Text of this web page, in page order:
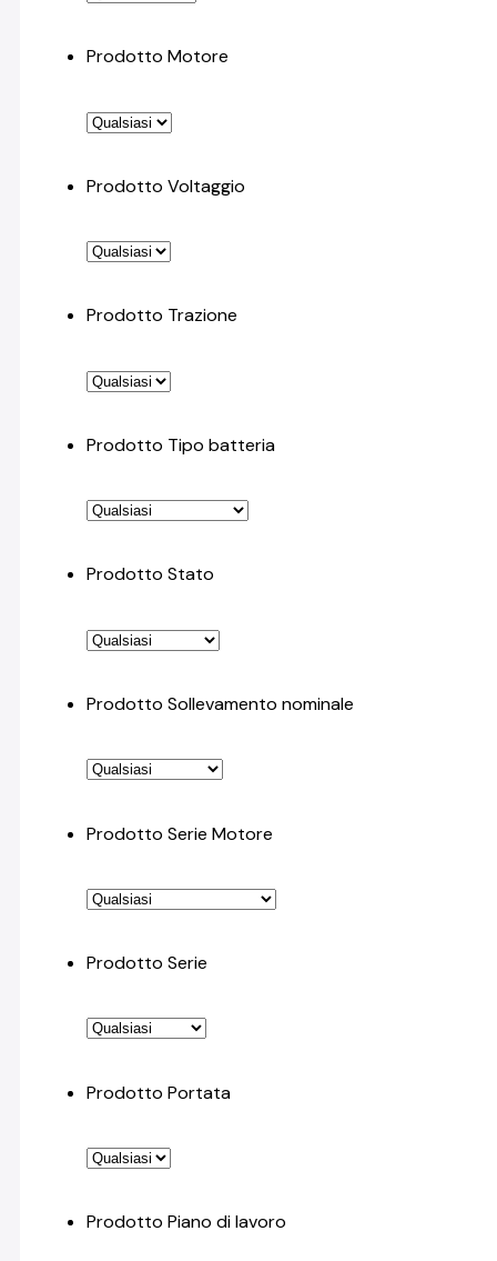
Prodotto Motore
Prodotto Voltaggio
Prodotto Trazione
Prodotto Tipo batteria
Prodotto Stato
Prodotto Sollevamento nominale
Prodotto Serie Motore
Prodotto Serie
Prodotto Portata
Prodotto Piano di lavoro